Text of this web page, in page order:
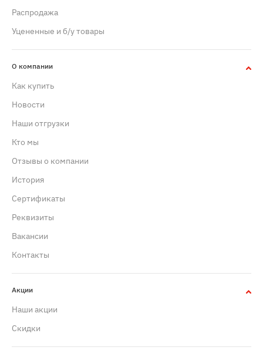
Распродажа
Уцененные и б/у товары
О компании
Как купить
Новости
Наши отгрузки
Кто мы
Отзывы о компании
История
Сертификаты
Реквизиты
Вакансии
Контакты
Акции
Наши акции
Скидки